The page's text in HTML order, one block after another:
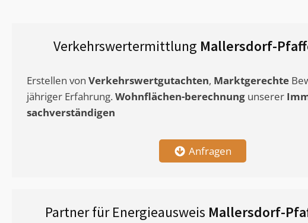
Verkehrswertermittlung Mallersdorf-
Erstellen von Verkehrswertgutachten, Marktgerechte
jähriger Erfahrung. Wohnflächen-berechnung unserer
sachverständigen
Anfragen
Partner für Energieausweis Mallersdorf-